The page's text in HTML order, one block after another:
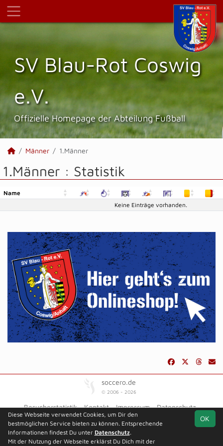
SV Blau-Rot Coswig
e.V.
Offizielle Homepage der Abteilung Fußball
Männer 1.Männer
1.Männer : Statistik
Name
Keine Einträge vorhanden.
soccero.de
© 2006 - 2026
Besucherstatistik Kontakt Impressum
Datenschutz
OK
Diese Webseite verwendet Cookies, um Dir den
bestmöglichen Service bieten zu können. Entsprechende
Informationen findest Du unter Datenschutz.
Mit der Nutzung der Webseite erklärst Du Dich mit der